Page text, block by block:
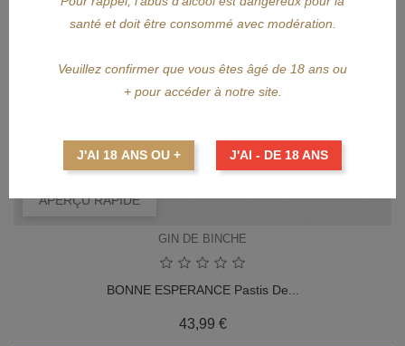
APERÇU RAPIDE
GIN DE BINCHE
BONNE ESPERANCE Pastis De...
43,99 €Prix
santé et doit être consommé avec modération.
Veuillez confirmer que vous êtes âgé de 18 ans ou
+ pour accéder à notre site.
J'AI 18 ANS OU + J'AI - DE 18 ANS